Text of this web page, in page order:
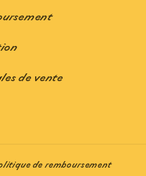
de vente
de remboursement